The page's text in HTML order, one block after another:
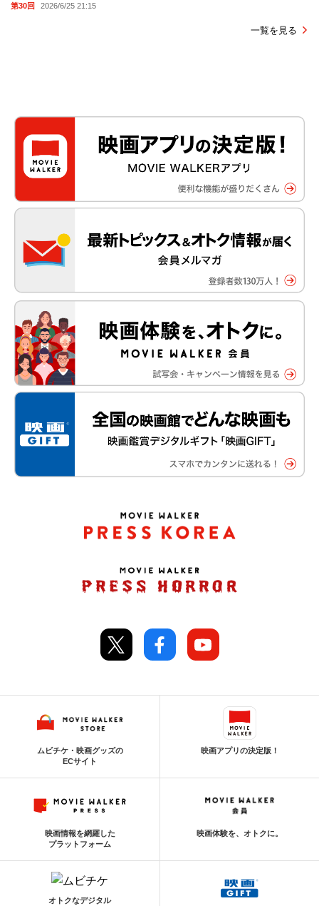
第30回 2026/6/25 21:15
一覧を見る
ムビチケ・映画グッズの
ECサイト
映画アプリの決定版！
映画情報を網羅した
プラットフォーム
映画体験を、オトクに。
オトクなデジタル